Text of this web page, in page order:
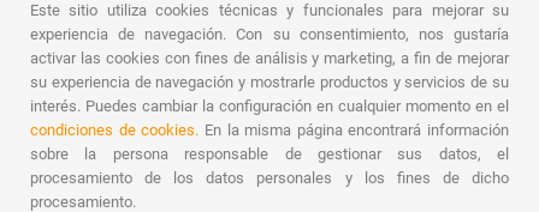
PRODOTTI
Caminando
Asientos de coche La casa
Comida
Canción de cuna
Higiene Mamá y bebé
Prendas
Juego
Tarjeta regalo Kit de set para bebés
Ideas para
regalos
Habitaciones para niños
Promociones
Promociones
Marcas
Este sitio utiliza cookies técnicas y funcionales para mejorar su
experiencia de navegación. Con su consentimiento, nos gustaría
activar las cookies con fines de análisis y marketing, a fin de mejorar
su experiencia de navegación y mostrarle productos y servicios de su
interés. Puedes cambiar la configuración en cualquier momento en el
condiciones de cookies. En la misma página encontrará información
sobre la persona responsable de gestionar sus datos, el
procesamiento de los datos personales y los fines de dicho
procesamiento.